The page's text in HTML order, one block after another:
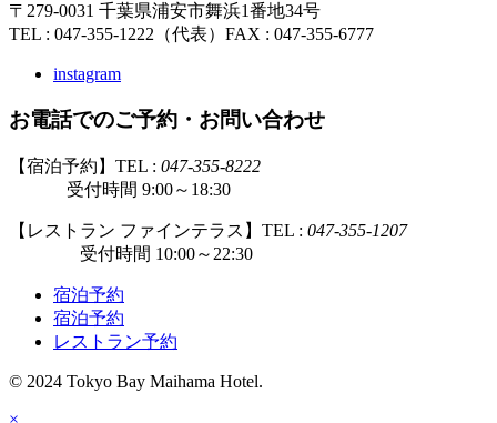
〒279-0031 千葉県浦安市舞浜1番地34号
TEL : 047-355-1222（代表） FAX : 047-355-6777
instagram
お電話でのご予約・お問い合わせ
【宿泊予約】TEL : 047-355-8222
受付時間 9:00～18:30
【レストラン ファインテラス】TEL : 047-355-1207
受付時間 10:00～22:30
宿泊予約
宿泊予約
レストラン予約
© 2024 Tokyo Bay Maihama Hotel.
×